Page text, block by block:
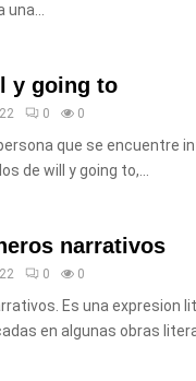
y going to
0 0
que se encuentre
de will y going to,...
narrativos
0 0
Es una expresion
en algunas obras